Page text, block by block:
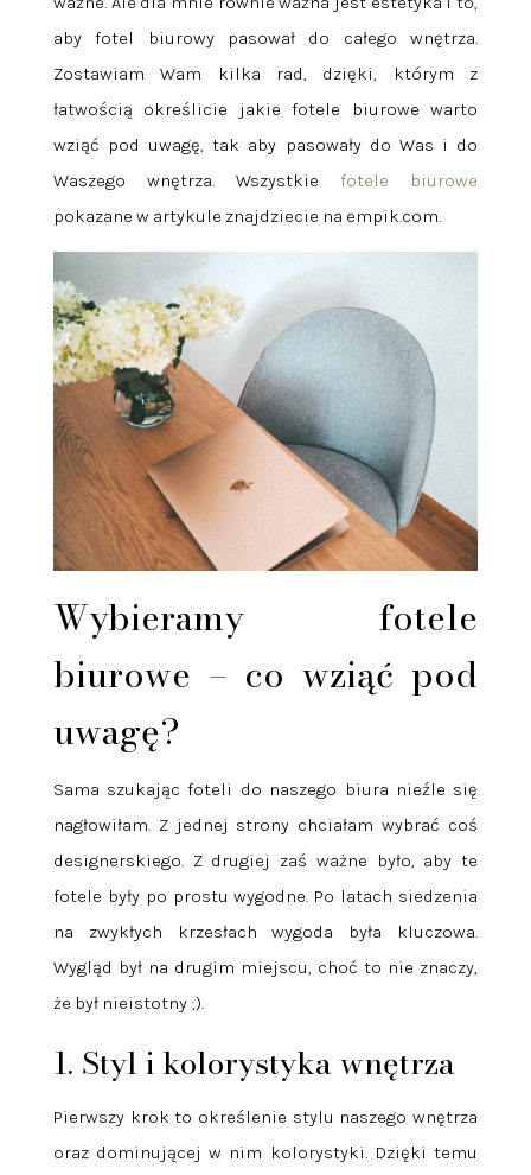
aby fotel biurowy pasował do całego wnętrza.
Zostawiam Wam kilka rad, dzięki, którym z
łatwością określicie jakie fotele biurowe warto
wziąć pod uwagę, tak aby pasowały do Was i do
Waszego wnętrza. Wszystkie fotele biurowe
pokazane w artykule znajdziecie na empik.com.
Wybieramy fotele
biurowe – co wziąć pod
uwagę?
Sama szukając foteli do naszego biura nieźle się
nagłowiłam. Z jednej strony chciałam wybrać coś
designerskiego. Z drugiej zaś ważne było, aby te
fotele były po prostu wygodne. Po latach siedzenia
na zwykłych krzesłach wygoda była kluczowa.
Wygląd był na drugim miejscu, choć to nie znaczy,
że był nieistotny ;).
1. Styl i kolorystyka wnętrza
Pierwszy krok to określenie stylu naszego wnętrza
oraz dominującej w nim kolorystyki. Dzięki temu